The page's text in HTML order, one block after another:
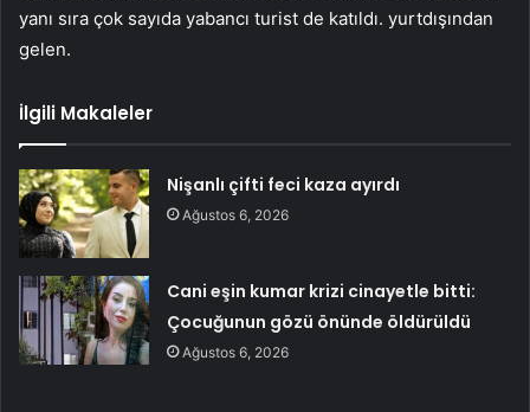
yanı sıra çok sayıda yabancı turist de katıldı. yurtdışından
gelen.
İlgili Makaleler
Nişanlı çifti feci kaza ayırdı
Ağustos 6, 2026
Cani eşin kumar krizi cinayetle bitti:
Çocuğunun gözü önünde öldürüldü
Ağustos 6, 2026